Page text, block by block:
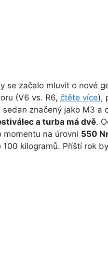
se začalo mluvit o nové
(V6 vs. R6, čtěte více),
značený jako M3 a
a turba má dvě.
momentu na úrovni 550
100 kilogramů. Příští rok